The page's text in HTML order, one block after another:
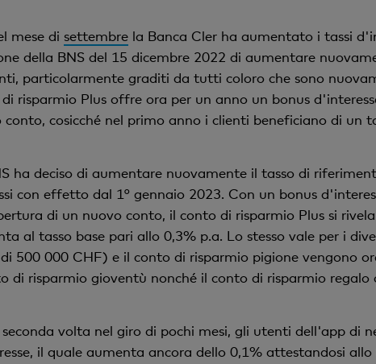
mese di settembrela Banca Cler ha aumentato i tassi
della BNS del 15 dicembre 2022 di aumentare
particolarmente graditi da tutti coloro che sono
risparmio Plus offre ora per un anno un bonus
conto, cosicché nel primo anno i clienti beneficiano di un
ha deciso di aumentare nuovamente il tasso di
con effetto dal 1° gennaio 2023. Con un bonus
di un nuovo conto, il conto di risparmio Plus si
al tasso base pari allo 0,3% p.a. Lo stesso vale per i
500 000 CHF) e il conto di risparmio pigione vengono
di risparmio gioventù nonché il conto di risparmio
seconda volta nel giro di pochi mesi, gli utenti dell'app di
il quale aumenta ancora dello 0,1% attestandosi